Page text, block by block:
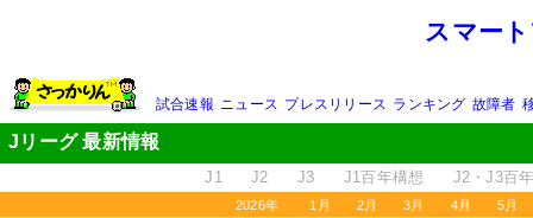
スマー
試合速報 ニュース プレスリリース ランキング 故障者
Jリーグ 最新情報
J1 J2 J3 J1百年構想 J2・J3百
2026年 1月 2月 3月 4月 5月